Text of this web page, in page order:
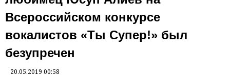
Всероссийском конкурсе
вокалистов «Ты Супер!» был
безупречен
20.05.2019 00:58